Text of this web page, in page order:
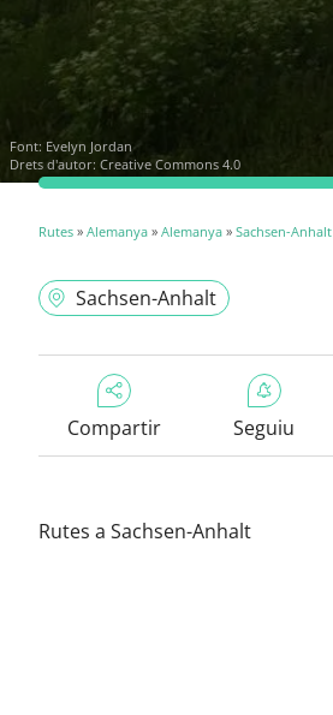
Font: Evelyn Jordan
Drets d'autor: Creative Commons 4.0
Rutes » Alemanya » Alemanya » Sachsen-Anhalt
Sachsen-Anhalt
Compartir Seguiu
Rutes a Sachsen-Anhalt